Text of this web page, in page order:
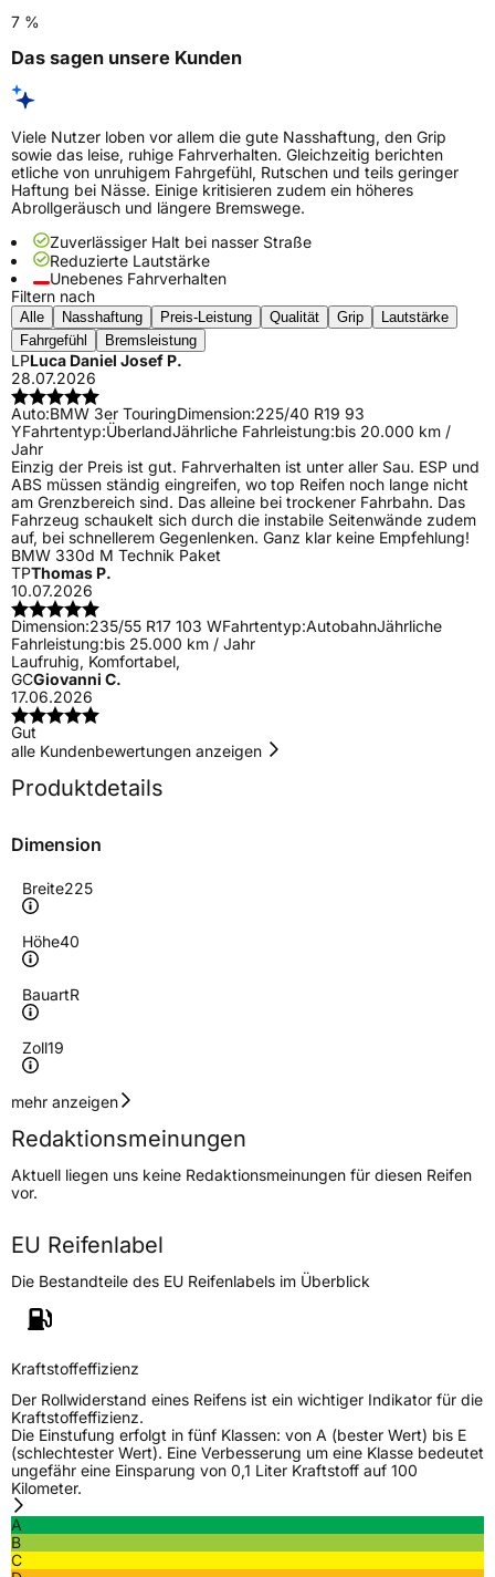
7 %
Das sagen unsere Kunden
Viele Nutzer loben vor allem die gute Nasshaftung, den Grip
sowie das leise, ruhige Fahrverhalten. Gleichzeitig berichten
etliche von unruhigem Fahrgefühl, Rutschen und teils geringer
Haftung bei Nässe. Einige kritisieren zudem ein höheres
Abrollgeräusch und längere Bremswege.
Zuverlässiger Halt bei nasser Straße
Reduzierte Lautstärke
Unebenes Fahrverhalten
Filtern nach
Alle Nasshaftung Preis-Leistung Qualität Grip
Lautstärke
Fahrgefühl
Bremsleistung
LPLuca Daniel Josef P.
28.07.2026
Auto:BMW 3er TouringDimension:225/40 R19 93
YFahrtentyp:ÜberlandJährliche Fahrleistung:bis 20.000 km /
Jahr
Einzig der Preis ist gut. Fahrverhalten ist unter aller Sau. ESP und
ABS müssen ständig eingreifen, wo top Reifen noch lange nicht
am Grenzbereich sind. Das alleine bei trockener Fahrbahn. Das
Fahrzeug schaukelt sich durch die instabile Seitenwände zudem
auf, bei schnellerem Gegenlenken. Ganz klar keine Empfehlung!
BMW 330d M Technik Paket
TPThomas P.
10.07.2026
Dimension:235/55 R17 103 WFahrtentyp:AutobahnJährliche
Fahrleistung:bis 25.000 km / Jahr
Laufruhig, Komfortabel,
GCGiovanni C.
17.06.2026
Gut
alle Kundenbewertungen anzeigen
Produktdetails
Dimension
Breite225
Höhe40
BauartR
Zoll19
Geschwindigkeitsindex
Höchstgeschwindigkeit
300 km/h
Lastindex93
Höchstlast650 kg
Generelle Merkmale
Fahrzeugtyp
VerwendungSommerreifen
ModellnameX Speed TU1
FahrzeugartPKW & SUV
Weitere Eigenschaften
SchlauchtypTL
mehr anzeigen
Redaktionsmeinungen
Aktuell liegen uns keine Redaktionsmeinungen für diesen Reifen
vor.
EU Reifenlabel
Die Bestandteile des EU Reifenlabels im Überblick
Kraftstoffeffizienz
Der Rollwiderstand eines Reifens ist ein wichtiger Indikator für die
Kraftstoffeffizienz.
Die Einstufung erfolgt in fünf Klassen: von A (bester Wert) bis E
(schlechtester Wert). Eine Verbesserung um eine Klasse bedeutet
ungefähr eine Einsparung von 0,1 Liter Kraftstoff auf 100
Kilometer.
A
B
C